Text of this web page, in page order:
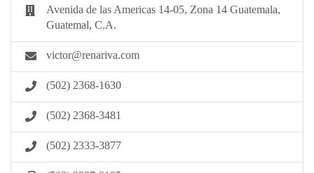
Avenida de las Americas 14-05, Zona 14 Guatemala,
Guatemal, C.A.
victor@renariva.com
(502) 2368-1630
(502) 2368-3481
(502) 2333-3877